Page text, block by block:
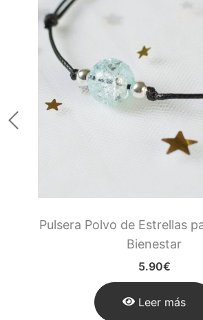
Pulsera Polvo de Estrellas
Bienestar
5.90€
Leer más